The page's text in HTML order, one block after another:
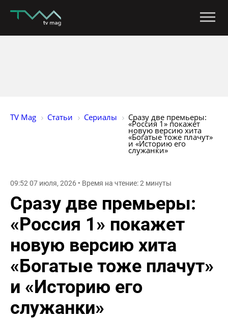
TV Mag Статьи Сериалы Сразу две премьеры:
«Россия 1» покажет
новую версию хита
«Богатые тоже плачут»
и «Историю его
служанки»
09:52 07 июля, 2026 • Время на чтение: 2 минуты
Сразу две премьеры:
«Россия 1» покажет
новую версию хита
«Богатые тоже плачут»
и «Историю его
служанки»